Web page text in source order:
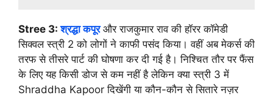
Stree 3:श्रद्धा कपूरऔर राजकुमार राव की हॉरर कॉमेडी
सिक्वल स्त्री 2 को लोगों ने काफी पसंद किया। वहीं अब मेकर्स की
तरफ से तीसरे पार्ट की घोषणा कर दी गई है। निश्चित तौर पर फैंस
के लिए यह किसी डोज से कम नहीं है लेकिन क्या स्त्री 3 में
Shraddha Kapoor दिखेंगी या कौन-कौन से सितारे नज़र